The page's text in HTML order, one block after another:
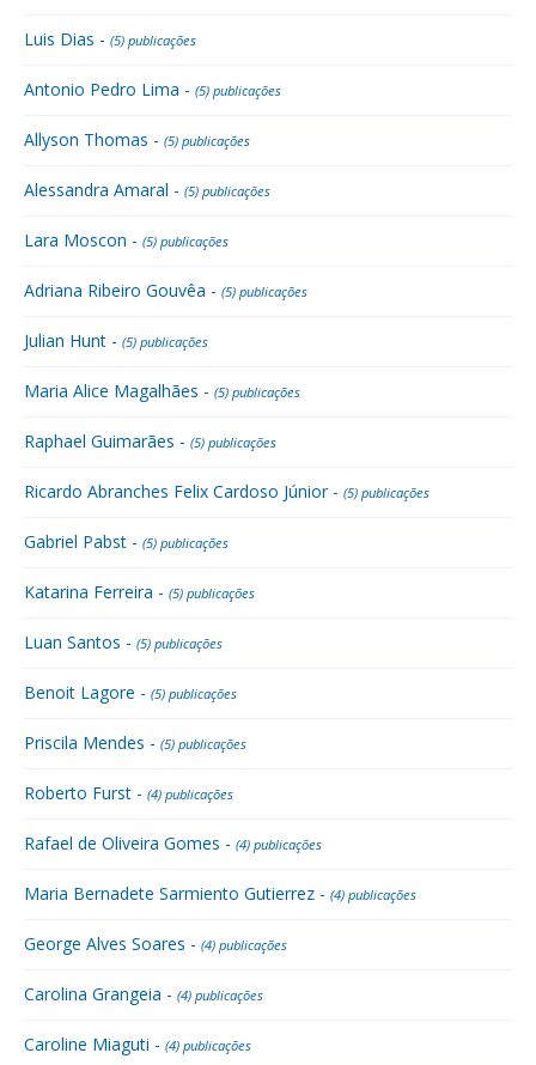
Luis Dias - (5) publicações
Antonio Pedro Lima - (5) publicações
Allyson Thomas - (5) publicações
Alessandra Amaral - (5) publicações
Lara Moscon - (5) publicações
Adriana Ribeiro Gouvêa - (5) publicações
Julian Hunt - (5) publicações
Maria Alice Magalhães - (5) publicações
Raphael Guimarães - (5) publicações
Ricardo Abranches Felix Cardoso Júnior - (5) publicações
Gabriel Pabst - (5) publicações
Katarina Ferreira - (5) publicações
Luan Santos - (5) publicações
Benoit Lagore - (5) publicações
Priscila Mendes - (5) publicações
Roberto Furst - (4) publicações
Rafael de Oliveira Gomes - (4) publicações
Maria Bernadete Sarmiento Gutierrez - (4) publicações
George Alves Soares - (4) publicações
Carolina Grangeia - (4) publicações
Caroline Miaguti - (4) publicações